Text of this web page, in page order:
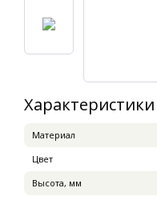
Характеристики
Материал
Цвет
Высота, мм